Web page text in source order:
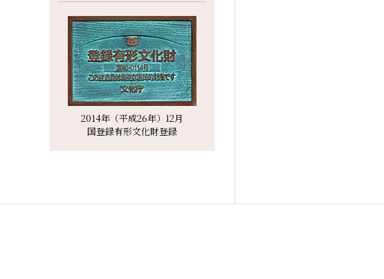
2014年（平成26年）12月
国登録有形文化財登録